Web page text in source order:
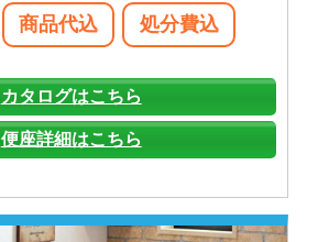
商品代込 処分費込
カタログはこちら
便座詳細はこちら